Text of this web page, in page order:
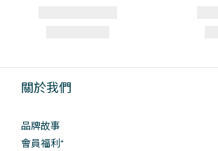
關於我們
品牌故事
會員福利⁺